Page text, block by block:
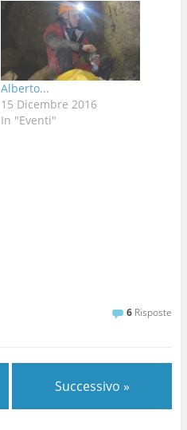
Alberto...
15 Dicembre 2016
In "Eventi"
6 Risposte
Successivo »